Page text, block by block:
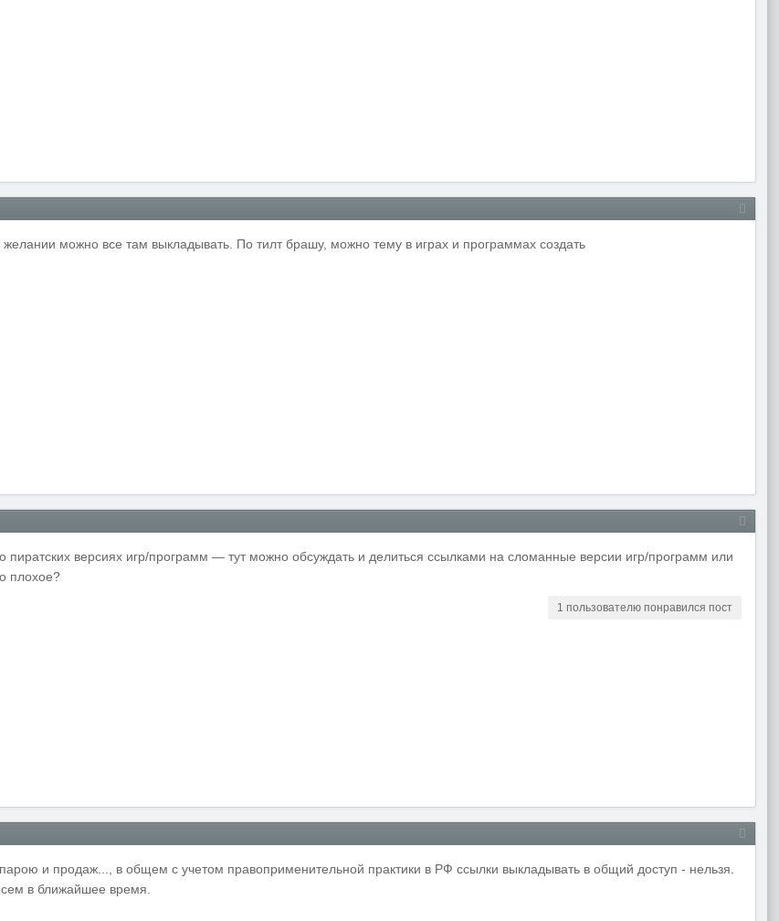
можно все там выкладывать. По тилт брашу, можно тему в играх и программах создать
версиях игр/программ — тут можно обсуждать и делиться ссылками на сломанные версии игр/программ или
плохое?
1 пользователю понравился пост
и продаж..., в общем с учетом правоприменительной практики в РФ ссылки выкладывать в общий доступ - нельзя.
в ближайшее время.